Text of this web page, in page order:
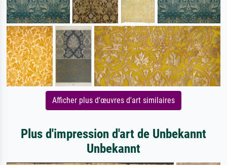
Afficher plus d'œuvres d'art similaires
Plus d'impression d'art de Unbekannt
Unbekannt